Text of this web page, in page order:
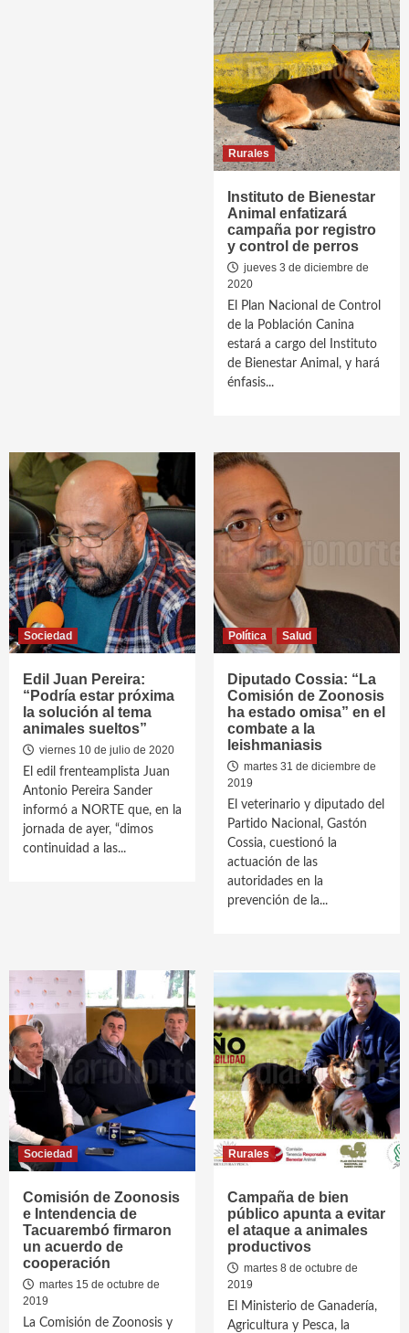
Rurales
Instituto de Bienestar
Animal enfatizará
campaña por registro
y control de perros
jueves 3 de diciembre de
2020
El Plan Nacional de Control
de la Población Canina
estará a cargo del Instituto
de Bienestar Animal, y hará
énfasis...
Sociedad
Edil Juan Pereira:
“Podría estar próxima
la solución al tema
animales sueltos”
viernes 10 de julio de 2020
El edil frenteamplista Juan
Antonio Pereira Sander
informó a NORTE que, en la
jornada de ayer, “dimos
continuidad a las...
Política Salud
Diputado Cossia: “La
Comisión de Zoonosis
ha estado omisa” en el
combate a la
leishmaniasis
martes 31 de diciembre de
2019
El veterinario y diputado del
Partido Nacional, Gastón
Cossia, cuestionó la
actuación de las
autoridades en la
prevención de la...
Sociedad
Comisión de Zoonosis
e Intendencia de
Tacuarembó firmaron
un acuerdo de
cooperación
martes 15 de octubre de
2019
La Comisión de Zoonosis y
Rurales
Campaña de bien
público apunta a evitar
el ataque a animales
productivos
martes 8 de octubre de
2019
El Ministerio de Ganadería,
Agricultura y Pesca, la